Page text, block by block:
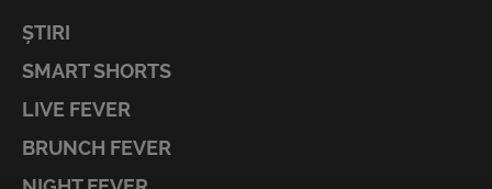
ȘTIRI
SMART SHORTS
LIVE FEVER
BRUNCH FEVER